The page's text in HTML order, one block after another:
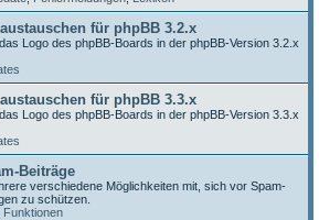
für phpBB 3.2.x
Logo des phpBB-Boards in der phpBB-Version 3.2.x
für phpBB 3.3.x
Logo des phpBB-Boards in der phpBB-Version 3.3.x
Beiträge
verschiedene Möglichkeiten mit, sich vor Spam-
zu schützen.
Funktionen